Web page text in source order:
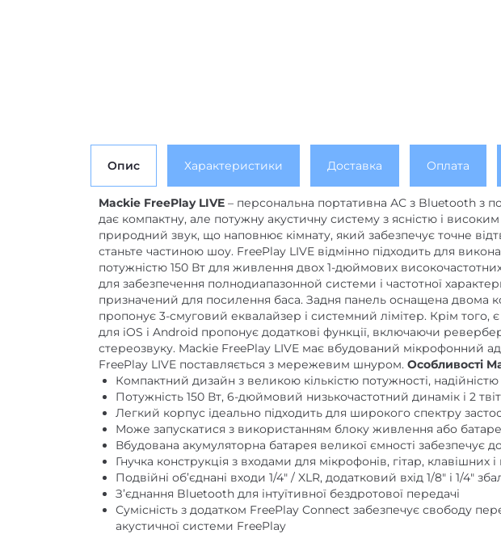
Опис Характеристики Доставка Оплата
Mackie FreePlay LIVE – персональна портативна АС з Bluetooth з
дає компактну, але потужну акустичну систему з ясністю і
природний звук, що наповнює кімнату, який забезпечує точне
станьте частиною шоу. FreePlay LIVE відмінно підходить для
потужністю 150 Вт для живлення двох 1-дюймових
для забезпечення полнодиапазонной системи і частотної
призначений для посилення баса. Задня панель оснащена двома
пропонує 3-смуговий еквалайзер і системний лімітер. Крім
для iOS і Android пропонує додаткові функції, включаючи
стереозвуку. Mackie FreePlay LIVE має вбудований мікрофонний
FreePlay LIVE поставляється з мережевим шнуром. Особливості
Компактний дизайн з великою кількістю потужності,
Потужність 150 Вт, 6-дюймовий низькочастотний динамік і 2
Легкий корпус ідеально підходить для широкого спектру
Може запускатися з використанням блоку живлення або
Вбудована акумуляторна батарея великої ємності забезпечує
Гнучка конструкція з входами для мікрофонів, гітар, клавішних
Подвійні об’єднані входи 1/4″ / XLR, додатковий вхід 1/8″ і 1/4″
З’єднання Bluetooth для інтуїтивної бездротової передачі
Сумісність з додатком FreePlay Connect забезпечує свободу
акустичної системи FreePlay